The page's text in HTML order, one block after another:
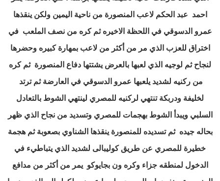
احمد عبد الحكم لاعب المنصورة من ناحية اليمين ولكن ينقذها
عمرو الدسوقي في اللحظة الاخيره ثم كره من نصف الملعب في
اختراق للعزب الذي مر من أكثر من لاعب بمهارة كبيره وحضرها
لنجاح ثم لوجيه الذي لعبها بالعرض يشتتها دفاع المنصورة ثم كره
من ركنيه لشديد يلعبها عمرو الدسوقي في العارضة ثم ترتد
لخليفة ودربكة تنتهي لركنيه للمصري لينتهي الشوط بالتعادل
السلبي ويبدأ الشوط بهجمات للمصري وتسديد من نجاح الذي ظهر
بحاله جيده ثم تسديده للمنصورة ينقذها الشناوي بصعوبة ثم هجمة
خطيرة للمصري عن طريق كوليبالى لشديد الذي يتباطيء في
الدخول لمنطقه جزاء وكره ون بجايوكو يمر من أكثر من مدافع